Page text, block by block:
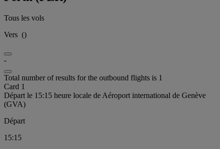
Tous les vols
Vers ()
-
Total number of results for the outbound flights is 1
Card 1
Départ le 15:15 heure locale de Aéroport international de Genève
(GVA)
Départ
15:15